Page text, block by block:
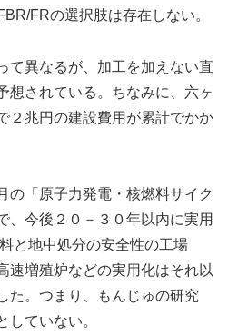
FRの選択肢は存在しない。
て異なるが、加工を加えない直
想されている。ちなみに、六ヶ
２兆円の建設費用が累計でかか
の「原子力発電・核燃料サイク
、今後２０－３０年以内に実用
と地中処分の安全性の工場
速増殖炉などの実用化はそれ以
た。つまり、もんじゅの研究
していない。